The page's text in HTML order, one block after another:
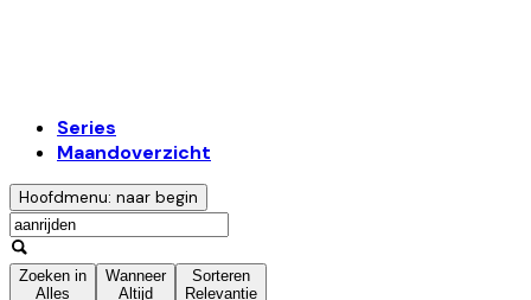
Series
Maandoverzicht
Hoofdmenu: naar begin
Zoeken in
Alles
Wanneer
Altijd
Sorteren
Relevantie